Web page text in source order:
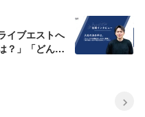
イブエストへ
？」「どんな